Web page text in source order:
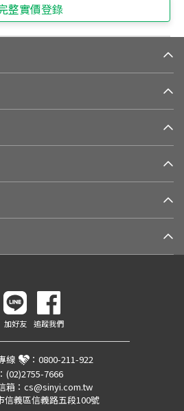
整實價登錄
加好友 追蹤我們
線 ： 0800-211-922
(02)2755-7666
箱： cs@sinyi.com.tw
信義區信義路五段100號